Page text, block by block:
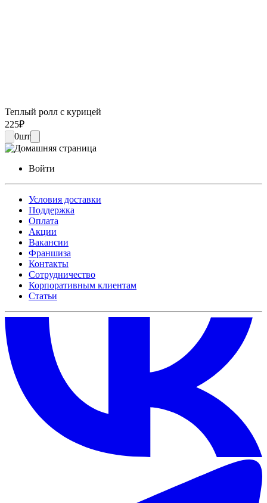
Теплый ролл с курицей
225₽
0шт
Войти
Условия доставки
Поддержка
Оплата
Акции
Вакансии
Франшиза
Контакты
Сотрудничество
Корпоративным клиентам
Статьи